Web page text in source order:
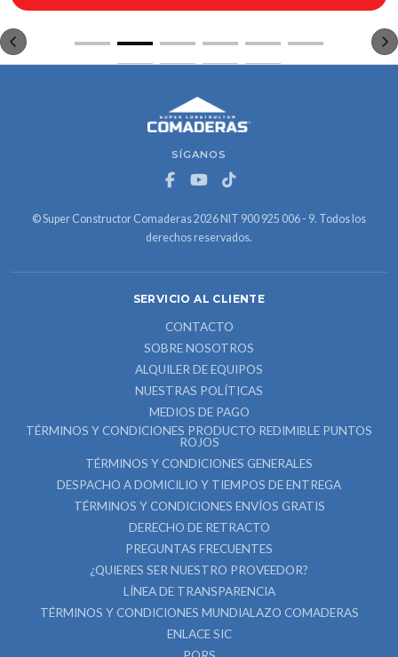
SÍGANOS
© Super Constructor Comaderas 2026 NIT 900 925 006 - 9. Todos los
derechos reservados.
SERVICIO AL CLIENTE
CONTACTO
SOBRE NOSOTROS
ALQUILER DE EQUIPOS
NUESTRAS POLÍTICAS
MEDIOS DE PAGO
TÉRMINOS Y CONDICIONES PRODUCTO REDIMIBLE PUNTOS
ROJOS
TÉRMINOS Y CONDICIONES GENERALES
DESPACHO A DOMICILIO Y TIEMPOS DE ENTREGA
TÉRMINOS Y CONDICIONES ENVÍOS GRATIS
DERECHO DE RETRACTO
PREGUNTAS FRECUENTES
¿QUIERES SER NUESTRO PROVEEDOR?
LÍNEA DE TRANSPARENCIA
TÉRMINOS Y CONDICIONES MUNDIALAZO COMADERAS
ENLACE SIC